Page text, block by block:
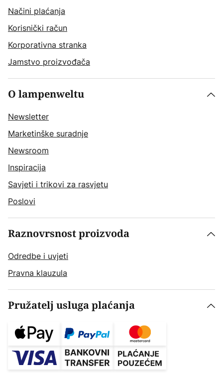
Načini plaćanja
Korisnički račun
Korporativna stranka
Jamstvo proizvođača
O lampenweltu
Newsletter
Marketinške suradnje
Newsroom
Inspiracija
Savjeti i trikovi za rasvjetu
Poslovi
Raznovrsnost proizvoda
Odredbe i uvjeti
Pravna klauzula
Pružatelj usluga plaćanja